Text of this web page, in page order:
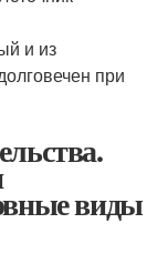
и из
при
виды